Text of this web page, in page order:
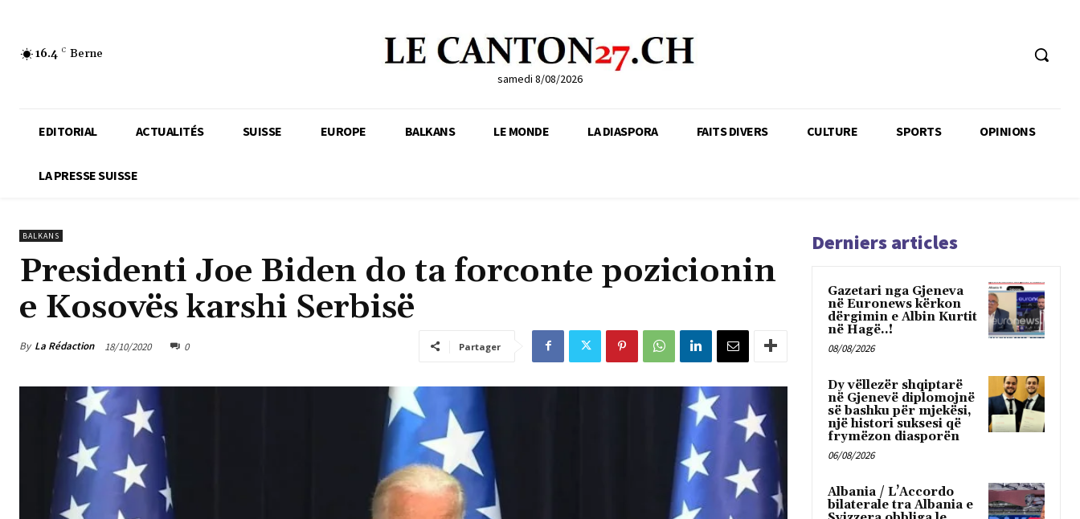
16.4 C Berne
samedi 8/08/2026
EDITORIAL ACTUALITÉS SUISSE EUROPE BALKANS LE MONDE LA DIASPORA FAITS DIVERS CULTURE SPORTS OPINIONS
LA PRESSE SUISSE
BALKANS
Presidenti Joe Biden do ta forconte pozicionin
e Kosovës karshi Serbisë
By La Rédaction 18/10/2020 0 Partager
Derniers articles
Gazetari nga Gjeneva
në Euronews kërkon
dërgimin e Albin Kurtit
në Hagë..!
08/08/2026
Dy vëllezër shqiptarë
në Gjenevë diplomojnë
së bashku për mjekësi,
një histori suksesi që
frymëzon diasporën
06/08/2026
Albania / L’Accordo
bilaterale tra Albania e